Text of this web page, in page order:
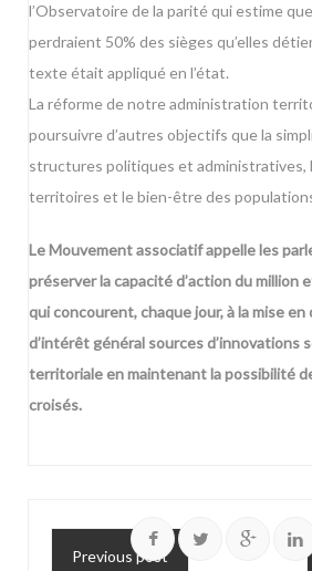
l’Observatoire de la parité qui estime
perdraient 50% des sièges qu’elles
texte était appliqué en l’état.
La réforme de notre administration
poursuivre d’autres objectifs que la
structures politiques et administratives,
territoires et le bien-être des
Le Mouvement associatif appelle les
préserver la capacité d’action du million
qui concourent, chaque jour, à la mise
d’intérêt général sources d’innovations
territoriale en maintenant la possibilité
croisés.
Previous post